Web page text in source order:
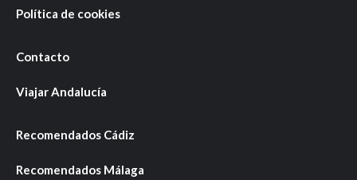
Política de cookies
Contacto
Viajar Andalucía
Recomendados Cádiz
Recomendados Málaga